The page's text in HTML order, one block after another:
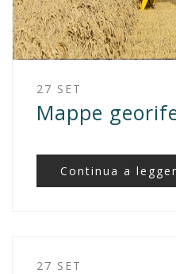
27 SET
Mappe
Continua a
27 SET